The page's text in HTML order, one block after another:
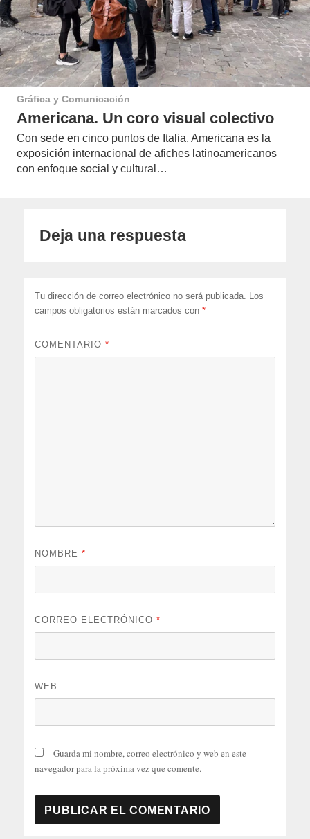
Gráfica y Comunicación
Americana. Un coro visual colectivo
Con sede en cinco puntos de Italia, Americana es la
exposición internacional de afiches latinoamericanos
con enfoque social y cultural…
Deja una respuesta
Tu dirección de correo electrónico no será publicada. Los
campos obligatorios están marcados con*
COMENTARIO*
NOMBRE*
CORREO ELECTRÓNICO*
WEB
Guarda mi nombre, correo electrónico y web en este
navegador para la próxima vez que comente.